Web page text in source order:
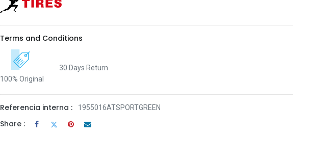
Terms and Conditions
100% Original
30 Days Return
Referencia interna : 1955016ATSPORTGREEN
Share :